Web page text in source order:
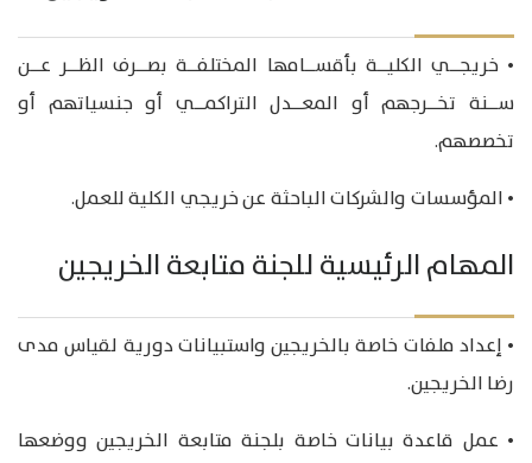
• خريجــي الكليــة بأقســامها المختلفــة بصــرف الظــر عــن
ســنة تخــرجهم أو المعــدل التراكمــي أو جنسياتهم أو
تخصصهم.
• المؤسسات والشركات الباحثة عن خريجي الكلية للعمل.
المهام الرئيسية للجنة متابعة الخريجين
• إعداد ملفات خاصة بالخريجين واستبيانات دورية لقياس مدى
رضا الخريجين.
• عمل قاعدة بيانات خاصة بلجنة متابعة الخريجين ووضعها